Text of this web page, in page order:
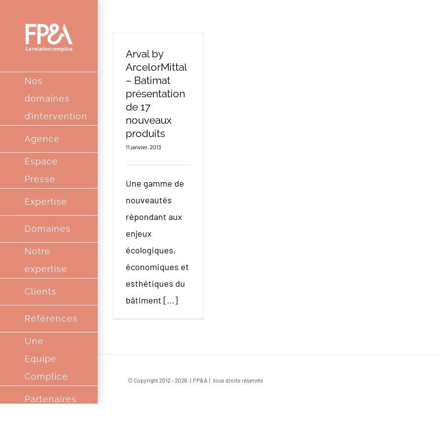
contenu
Nos
domaines
d’intervention
Agence
Espace
Presse
Expertise
Domaines
Notre
expertise
Clients
Références
Une
Equipe
Complice
Partenaires
Arval by
ArcelorMittal
– Batimat
présentation
de 17
nouveaux
produits
11 janvier, 2013
Une gamme de
nouveautés
répondant aux
enjeux
écologiques,
économiques et
esthétiques du
bâtiment [...]
© Copyright 2012 -2026 | FP&A | tous droits réservés